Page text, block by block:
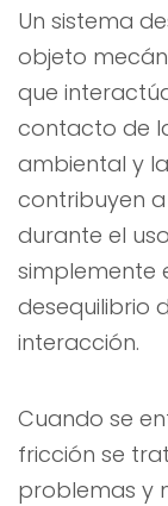
Un sistema
objeto
que
contacto de
ambiental y
contribuyen
durante el
simplemente
desequilibrio
interacción.
Cuando se
fricción se
problemas y